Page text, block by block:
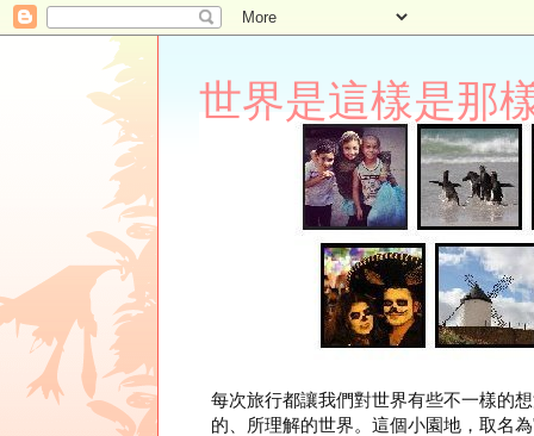
世界是這樣是那
每次旅行都讓我們對世界有些不一樣的
的、所理解的世界。這個小園地，取名